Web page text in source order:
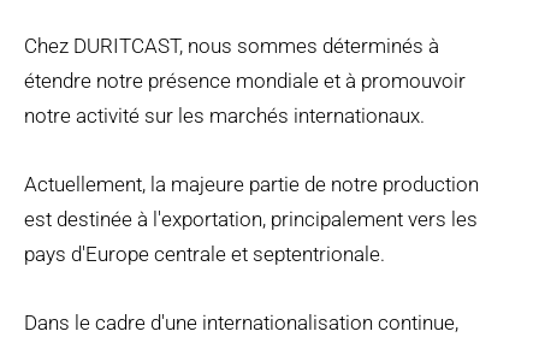
Chez DURITCAST, nous sommes déterminés à
étendre notre présence mondiale et à promouvoir
notre activité sur les marchés internationaux.
Actuellement, la majeure partie de notre production
est destinée à l'exportation, principalement vers les
pays d'Europe centrale et septentrionale.
Dans le cadre d'une internationalisation continue,